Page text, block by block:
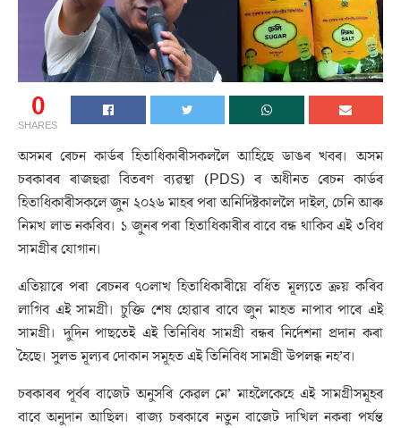
0
SHARES
অসমৰ ৰেচন কাৰ্ডৰ হিতাধিকাৰীসকললৈ আহিছে ডাঙৰ খবৰ। অসম
চৰকাৰৰ ৰাজহুৱা বিতৰণ ব্যৱস্থা (PDS) ৰ অধীনত ৰেচন কাৰ্ডৰ
হিতাধিকাৰীসকলে জুন ২০২৬ মাহৰ পৰা অনিৰ্দিষ্টকাললৈ দাইল, চেনি আৰু
নিমখ লাভ নকৰিব। ১ জুনৰ পৰা হিতাধিকাৰীৰ বাবে বন্ধ থাকিব এই ৩বিধ
সামগ্ৰীৰ যোগান।
এতিয়াৰে পৰা ৰেচনৰ ৭০লাখ হিতাধিকাৰীয়ে বৰ্ধিত মূল্যতে ক্ৰয় কৰিব
লাগিব এই সামগ্ৰী। চুক্তি শেষ হোৱাৰ বাবে জুন মাহত নাপাব পাৰে এই
সামগ্ৰী। দুদিন পাছতেই এই তিনিবিধ সামগ্ৰী বন্ধৰ নিৰ্দেশনা প্ৰদান কৰা
হৈছে। সুলভ মূল্যৰ দোকান সমূহত এই তিনিবিধ সামগ্ৰী উপলব্ধ নহ’ব।
চৰকাৰৰ পূৰ্বৰ বাজেট অনুসৰি কেৱল মে’ মাহলৈকেহে এই সামগ্ৰীসমূহৰ
বাবে অনুদান আছিল। ৰাজ্য চৰকাৰে নতুন বাজেট দাখিল নকৰা পৰ্যন্ত